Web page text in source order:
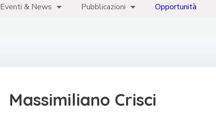
Eventi & News Pubblicazioni Opportunità
Massimiliano Crisci